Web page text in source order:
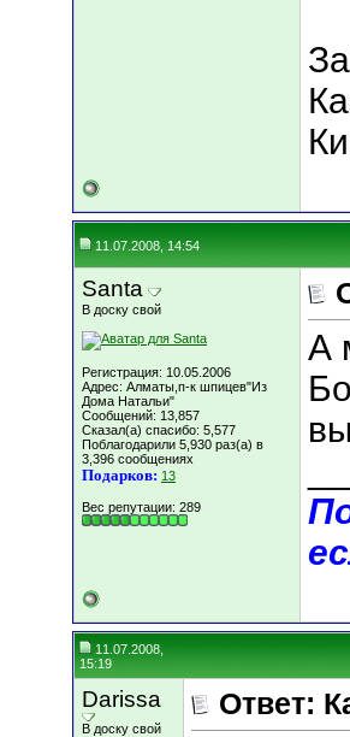
11.07.2008, 14:54
Santa
В доску свой
Регистрация: 10.05.2006
Адрес: Алматы,п-к шпицев"Из
Дома Натальи"
Сообщений: 13,857
Сказал(а) спасибо: 5,577
Поблагодарили 5,930 раз(а) в
3,396 сообщениях
Подарков: 13
Вес репутации: 289
А
11.07.2008,
15:19
Darissa
В доску свой
Ответ: